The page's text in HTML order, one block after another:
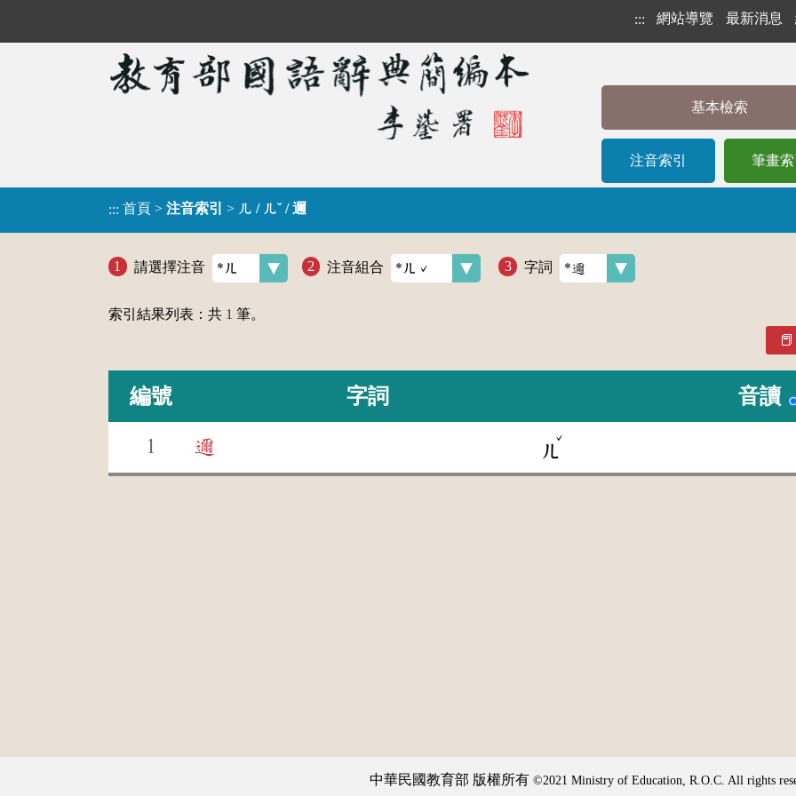
::: 網站導覽 最新消息
基本檢索
注音索引 筆畫索
::: 首頁 > 注音索引 > ㄦ / ㄦˇ / 邇
請選擇注音 注音組合 字詞
索引結果列表：共 1 筆。
編號 字詞 音讀
1 邇 ㄦ
ˇ
中華民國教育部 版權所有 ©2021 Ministry of Education, R.O.C. All rights